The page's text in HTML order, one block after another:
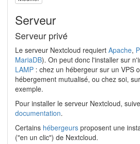
Serveur
Serveur privé
Le serveur Nextcloud requiert Apache,
MariaDB). On peut donc l'installer sur
LAMP : chez un hébergeur sur un VPS
hébergement mutualisé, ou chez soi, sur
exemple.
Pour installer le serveur Nextcloud,
documentation.
Certains hébergeurs proposent une
("en un clic") de Nextcloud.